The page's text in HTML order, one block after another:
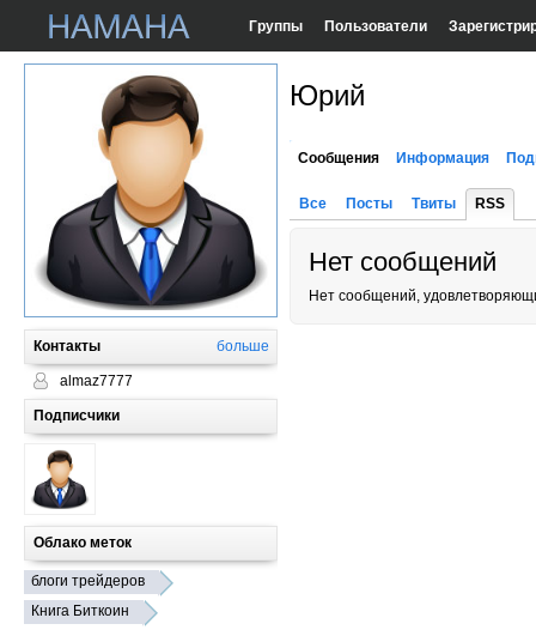
Группы Пользователи
Контакты больше
almaz7777
Подписчики
Облако меток
блоги трейдеров
Книга Биткоин
Юрий
Сообщения Информация
Все Посты Твиты RSS
Нет сообщений
Нет сообщений,